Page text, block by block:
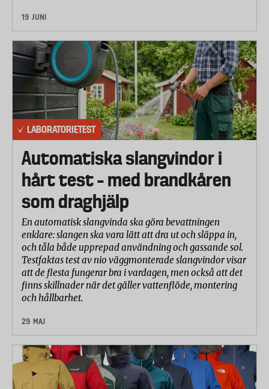
19 JUNI
LABORATORIETEST
Automatiska slangvindor i
hårt test – med brandkåren
som draghjälp
En automatisk slangvinda ska göra bevattningen
enklare: slangen ska vara lätt att dra ut och släppa in,
och tåla både upprepad användning och gassande sol.
Testfaktas test av nio väggmonterade slangvindor visar
att de flesta fungerar bra i vardagen, men också att det
finns skillnader när det gäller vattenflöde, montering
och hållbarhet.
29 MAJ